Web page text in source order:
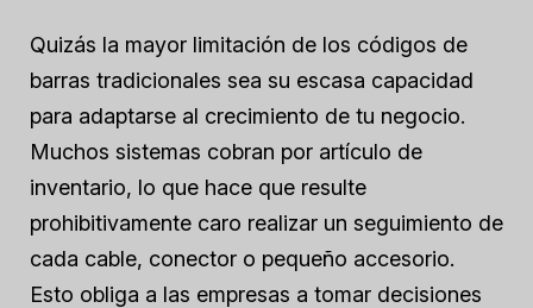
Quizás la mayor limitación de los códigos de
barras tradicionales sea su escasa capacidad
para adaptarse al crecimiento de tu negocio.
Muchos sistemas cobran por artículo de
inventario, lo que hace que resulte
prohibitivamente caro realizar un seguimiento de
cada cable, conector o pequeño accesorio.
Esto obliga a las empresas a tomar decisiones